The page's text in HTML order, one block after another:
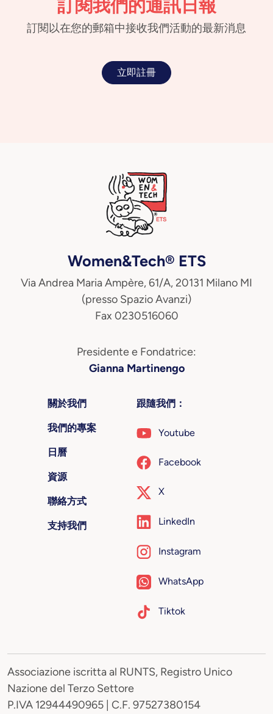
訂閱我們的通訊日報
訂閱以在您的郵箱中接收我們活動的最新消息
立即註冊
Women&Tech® ETS
Via Andrea Maria Ampère, 61/A, 20131 Milano MI
(presso Spazio Avanzi)
Fax 0230516060
Presidente e Fondatrice:
Gianna Martinengo
關於我們
我們的專案
日曆
資源
聯絡方式
支持我們
跟隨我們：
Youtube
Facebook
X
LinkedIn
Instagram
WhatsApp
Tiktok
Associazione iscritta al RUNTS, Registro Unico
Nazione del Terzo Settore
P.IVA 12944490965 | C.F. 97527380154